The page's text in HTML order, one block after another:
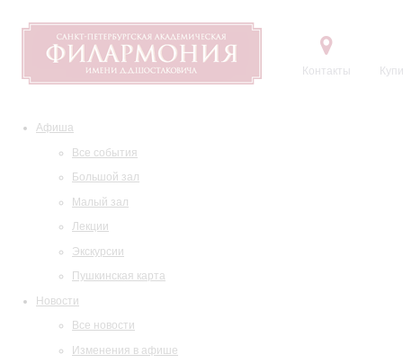
Контакты
Афиша
Все события
Большой зал
Малый зал
Лекции
Экскурсии
Пушкинская карта
Новости
Все новости
Изменения в афише